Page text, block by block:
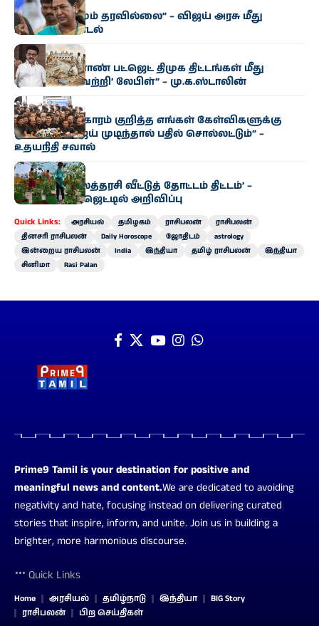
“எந்த மாற்றமும் தரவில்லை” – விஜய் அரசு மீது
பிரேமலதா சாடல்
அரசியல்
“தமிழக வேளாண் பட்ஜெட் திமுக திட்டங்கள் மீது
ஒட்டப்பட்ட ‘வெற்றி’ லேபிள்” – மு.க.ஸ்டாலின்
அரசியல்
“காவிரி விவகாரம் குறித்த எங்கள் கேள்விகளுக்கு
முதல்வர் விஜய் முடிந்தால் பதில் சொல்லட்டும்” –
உதயநிதி சவால்
அரசியல்
‘வெற்றி இல்லத்தரசி வீட்டுத் தோட்டம் திட்டம்’ –
வேளாண் பட்ஜெட்டில் அறிவிப்பு
Quick Links: அரசியல் தமிழகம் ராசிபலன்
ராசிபலன்
தினசரி ராசிபலன்
Daily Horoscope ஜோதிடம்
astrology
இன்றைய ராசிபலன்
India இந்தியா தமிழ் ராசிபலன்
இந்தியா
சினிமா
Rasi Palan
Prime9 Tamil is your destination for positive and
meaningful news and content.We are dedicated to avoiding
negativity and hate, focusing instead on delivering curated
stories that inspire, inform, and unite. Join us in building a
brighter, more harmonious discourse.
Quick Links
Home அரசியல் தமிழ்நாடு இந்தியா
BIG Story
ராசிபலன்
பிற செய்திகள்